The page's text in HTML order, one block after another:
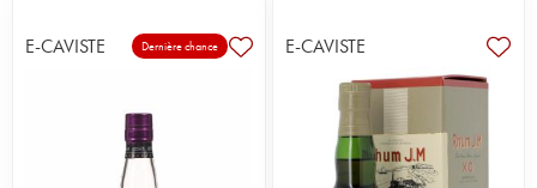
E-CAVISTE Dernière chance E-CAVISTE